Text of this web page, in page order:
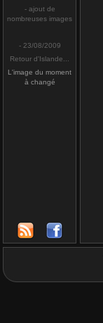
- ajout de
nombreuses images
- 23/08/2009
Retour d'Islande...
L'image du moment
à changé